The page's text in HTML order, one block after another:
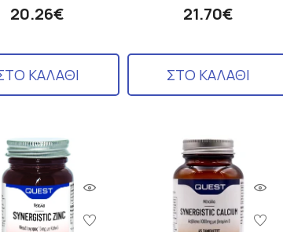
20.26€
ΚΑΛΑΘΙ
21.70€
ΣΤΟ ΚΑΛΑΘΙ